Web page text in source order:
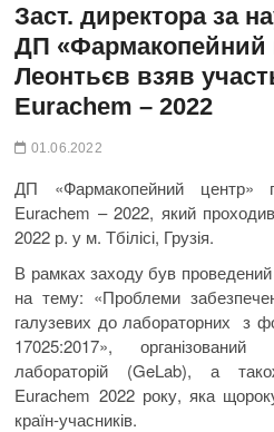
Заст. директора за
ДП «Фармакопейний
Леонтьєв взяв
Eurachem – 2022
01.06.2022
ДП «Фармакопейний центр»
Eurachem – 2022, який
2022 р. у м. Тбілісі, Грузія.
В рамках заходу був
на тему: «Проблеми
галузевих до лабораторних з
17025:2017», організований
лабораторій (GeLab), а
Eurachem 2022 року, яка
країн-учасників.